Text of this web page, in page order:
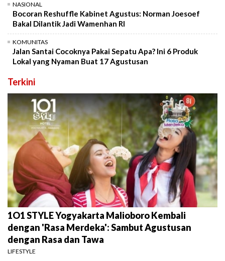
NASIONAL
Bocoran Reshuffle Kabinet Agustus: Norman Joesoef
Bakal Dilantik Jadi Wamenhan RI
KOMUNITAS
Jalan Santai Cocoknya Pakai Sepatu Apa? Ini 6 Produk
Lokal yang Nyaman Buat 17 Agustusan
Terkini
1O1 STYLE Yogyakarta Malioboro Kembali
dengan 'Rasa Merdeka': Sambut Agustusan
dengan Rasa dan Tawa
LIFESTYLE